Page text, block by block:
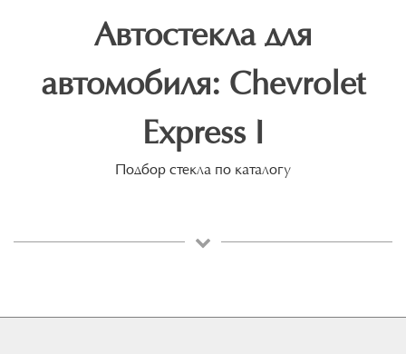
Автостекла для
автомобиля: Chevrolet
Express I
Подбор стекла по каталогу